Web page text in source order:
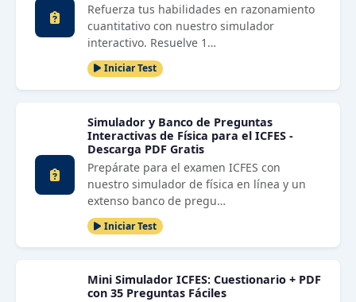
Refuerza tus habilidades en razonamiento
cuantitativo con nuestro simulador
interactivo. Resuelve 1…
Iniciar Test
Simulador y Banco de Preguntas
Interactivas de Física para el ICFES -
Descarga PDF Gratis
Prepárate para el examen ICFES con
nuestro simulador de física en línea y un
extenso banco de pregu…
Iniciar Test
Mini Simulador ICFES: Cuestionario + PDF
con 35 Preguntas Fáciles